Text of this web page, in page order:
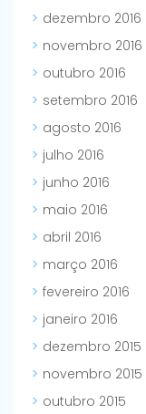
dezembro 2016
novembro 2016
outubro 2016
setembro 2016
agosto 2016
julho 2016
junho 2016
maio 2016
abril 2016
março 2016
fevereiro 2016
janeiro 2016
dezembro 2015
novembro 2015
outubro 2015